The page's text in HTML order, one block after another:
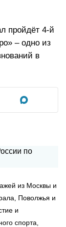
пройдёт 4-й
– одно из
в
из Москвы и
Поволжья и
и
спорта,